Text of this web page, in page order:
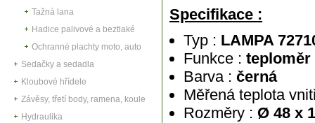
Tažná lana
Hadice palivové a beztlaké
Ochranné plachty moto, auto
Sedačky a sedadla
Kloubové hřídele
Závěsy, třetí body, ramena, koule
Hydraulika
Specifikace :
Typ : LAMPA
Funkce :teploměr
Barva :černá
Měřená teplota
Rozměry : Ø 48 x